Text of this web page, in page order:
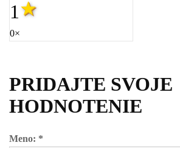
1
0×
PRIDAJTE SVOJE
HODNOTENIE
Meno: *